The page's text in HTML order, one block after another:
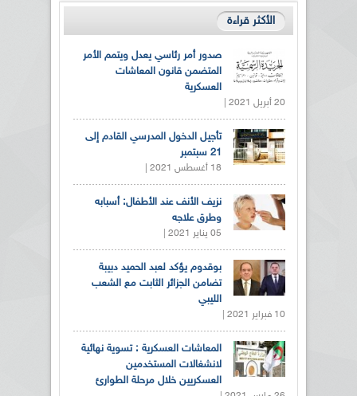
الأكثر قراءة
صدور أمر رئاسي يعدل ويتمم الأمر
المتضمن قانون المعاشات
العسكرية
20 أبريل 2021 |
تأجيل الدخول المدرسي القادم إلى
21 سبتمبر
18 أغسطس 2021 |
نزيف الأنف عند الأطفال: أسبابه
وطرق علاجه
05 يناير 2021 |
بوقدوم يؤكد لعبد الحميد دبيبة
تضامن الجزائر الثابت مع الشعب
الليبي
10 فبراير 2021 |
المعاشات العسكرية : تسوية نهائية
لانشغالات المستخدمين
العسكريين خلال مرحلة الطوارئ